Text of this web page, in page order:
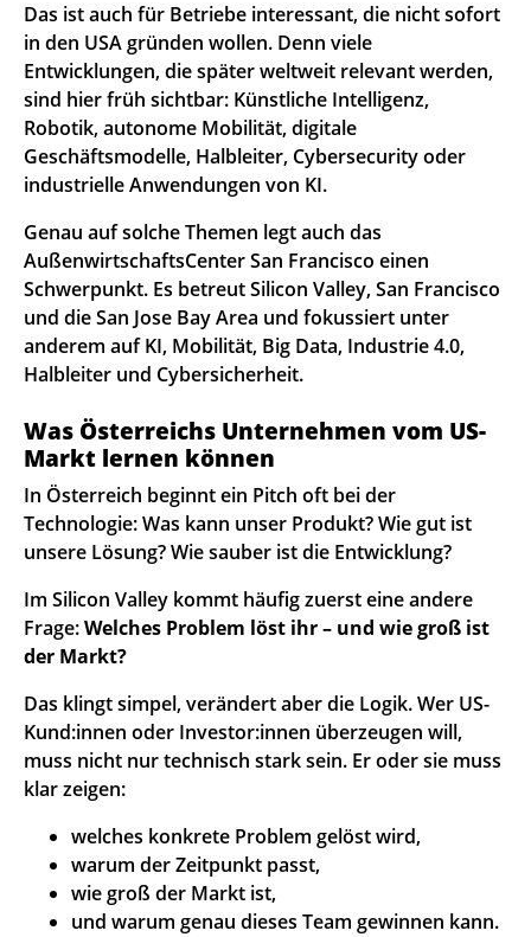
Das ist auch für Betriebe interessant, die nicht sofort
in den USA gründen wollen. Denn viele
Entwicklungen, die später weltweit relevant werden,
sind hier früh sichtbar: Künstliche Intelligenz,
Robotik, autonome Mobilität, digitale
Geschäftsmodelle, Halbleiter, Cybersecurity oder
industrielle Anwendungen von KI.
Genau auf solche Themen legt auch das
AußenwirtschaftsCenter San Francisco einen
Schwerpunkt. Es betreut Silicon Valley, San Francisco
und die San Jose Bay Area und fokussiert unter
anderem auf KI, Mobilität, Big Data, Industrie 4.0,
Halbleiter und Cybersicherheit.
Was Österreichs Unternehmen vom US-
Markt lernen können
In Österreich beginnt ein Pitch oft bei der
Technologie: Was kann unser Produkt? Wie gut ist
unsere Lösung? Wie sauber ist die Entwicklung?
Im Silicon Valley kommt häufig zuerst eine andere
Frage:Welches Problem löst ihr – und wie groß ist
der Markt?
Das klingt simpel, verändert aber die Logik. Wer US-
Kund:innen oder Investor:innen überzeugen will,
muss nicht nur technisch stark sein. Er oder sie muss
klar zeigen:
welches konkrete Problem gelöst wird,
warum der Zeitpunkt passt,
wie groß der Markt ist,
und warum genau dieses Team gewinnen kann.